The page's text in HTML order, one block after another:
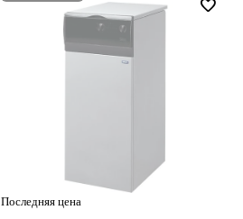
Последняя цена